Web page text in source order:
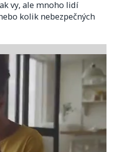
vy, ale mnoho lidí
kolik nebezpečných